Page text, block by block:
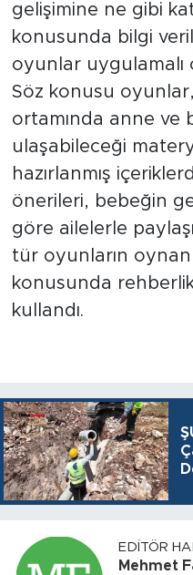
gelişimine ne gibi
konusunda bilgi
oyunlar uygulamalı
Söz konusu
ortamında anne ve
ulaşabileceği
hazırlanmış
önerileri, bebeğin
göre ailelerle
tür oyunların
konusunda
kullandı.
EDITÖR
Mehmet